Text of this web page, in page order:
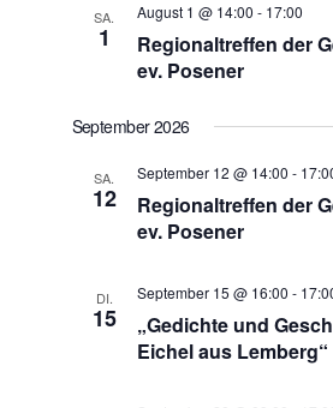
SA.
1
August 1 @ 14:00 - 17:00
Regionaltreffen der
ev. Posener
September 2026
SA.
12
September 12 @ 14:00 -
Regionaltreffen der
ev. Posener
DI.
15
September 15 @ 16:00 -
„Gedichte und
Eichel aus Lemberg“